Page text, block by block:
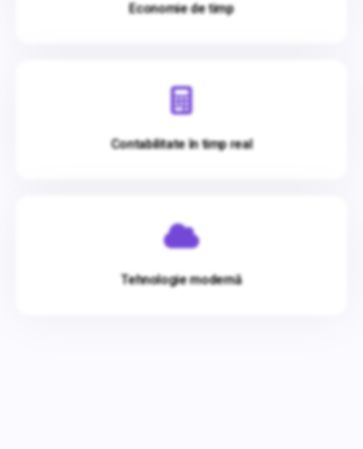
Economie de timp
Contabilitate în timp real
Tehnologie modernă